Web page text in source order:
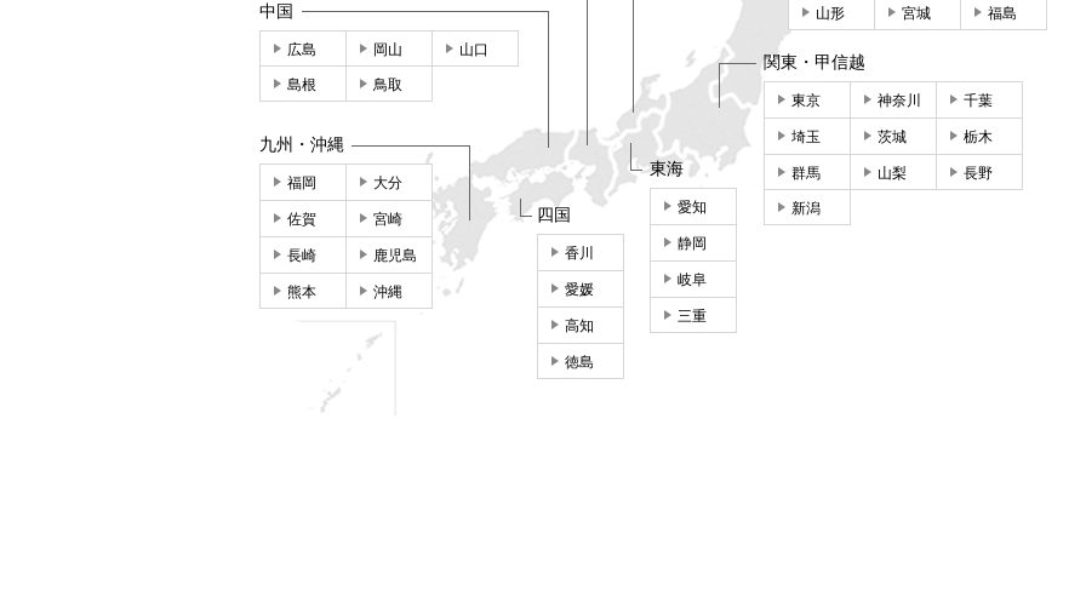
山形 宮城 福島
関東・甲信越
東京 神奈川 千葉
埼玉 茨城 栃木
群馬 山梨 長野
新潟
東海
愛知
静岡
岐阜
三重
中国
広島 岡山 山口
島根 鳥取
四国
香川
愛媛
高知
徳島
九州・沖縄
福岡 大分
佐賀 宮崎
長崎 鹿児島
熊本 沖縄